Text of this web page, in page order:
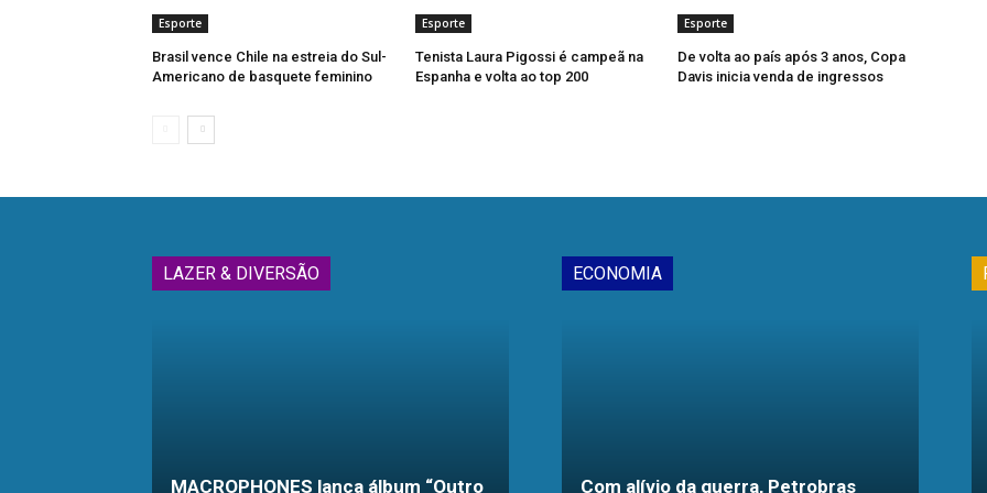
Esporte
Brasil vence Chile na estreia do Sul-
Americano de basquete feminino
Esporte
Tenista Laura Pigossi é campeã na
Espanha e volta ao top 200
Esporte
De volta ao país após 3 anos, Copa
Davis inicia venda de ingressos
LAZER & DIVERSÃO
MACROPHONES lança álbum “Outro
ECONOMIA
Com alívio da guerra, Petrobras